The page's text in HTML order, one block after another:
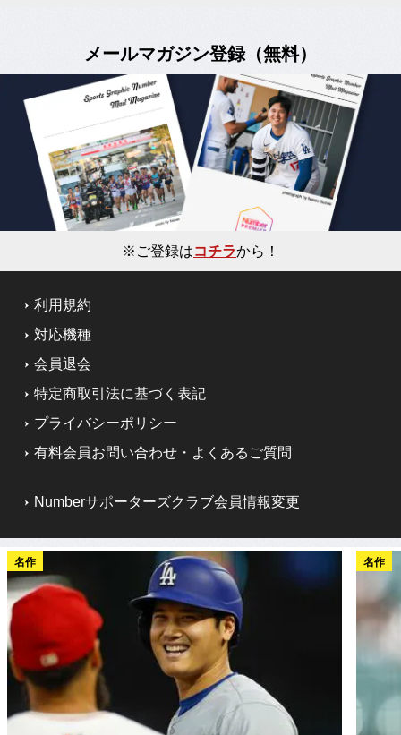
メールマガジン登録（無料）
※ご登録はコチラから！
利用規約
対応機種
会員退会
特定商取引法に基づく表記
プライバシーポリシー
有料会員お問い合わせ・よくあるご質問
Numberサポーターズクラブ会員情報変更
名作 名作